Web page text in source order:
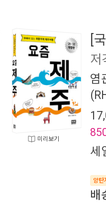
미리보기
[
저
염
세
양탄
배